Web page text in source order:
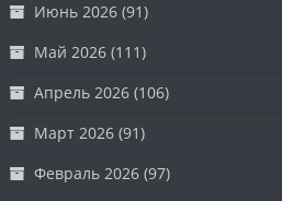
Июнь 2026 (91)
Май 2026 (111)
Апрель 2026 (106)
Март 2026 (91)
Февраль 2026 (97)